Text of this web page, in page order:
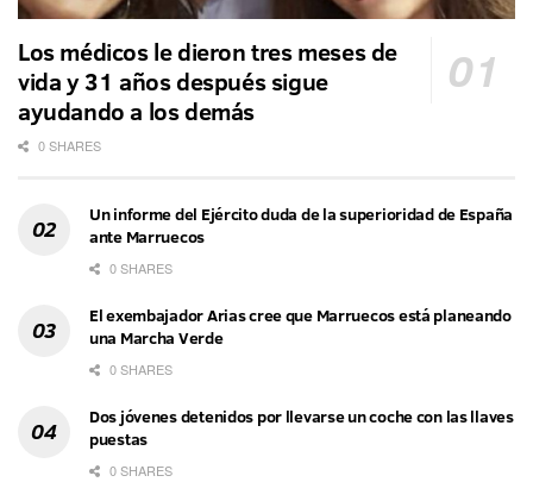
Los médicos le dieron tres meses de
vida y 31 años después sigue
ayudando a los demás
0 SHARES
Un informe del Ejército duda de la superioridad de España
ante Marruecos
0 SHARES
El exembajador Arias cree que Marruecos está planeando
una Marcha Verde
0 SHARES
Dos jóvenes detenidos por llevarse un coche con las llaves
puestas
0 SHARES